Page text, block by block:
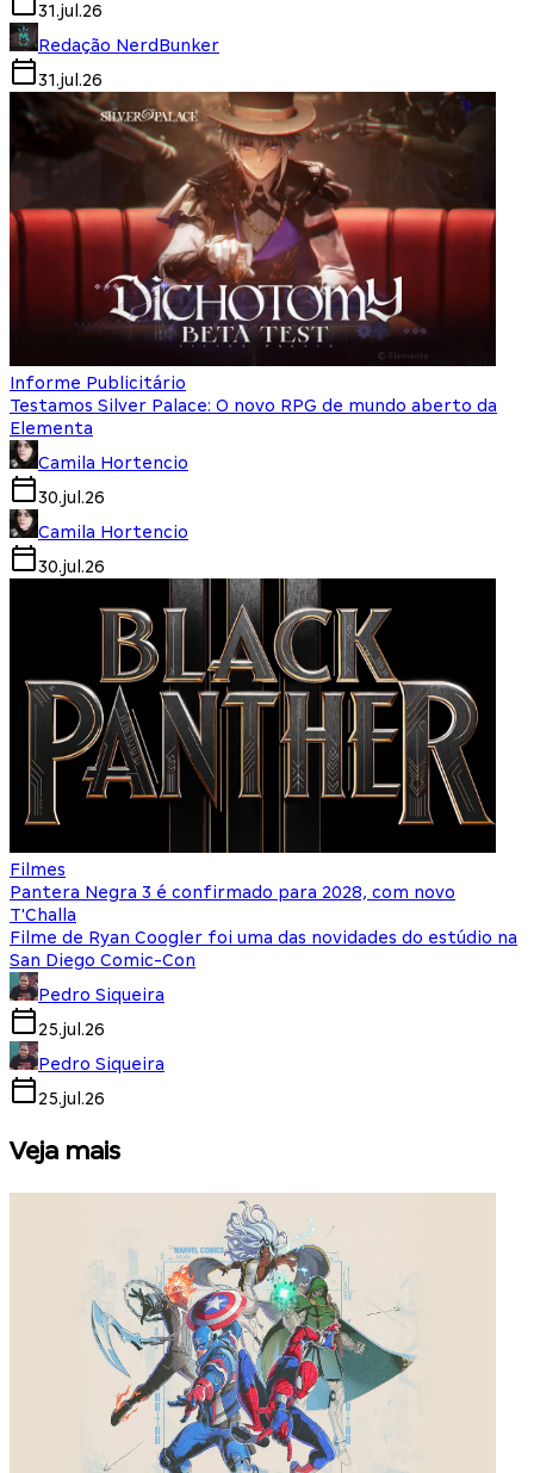
31.jul.26
Redação NerdBunker
31.jul.26
Informe Publicitário
Testamos Silver Palace: O novo RPG de mundo aberto da
Elementa
Camila Hortencio
30.jul.26
Camila Hortencio
30.jul.26
Filmes
Pantera Negra 3 é confirmado para 2028, com novo
T'Challa
Filme de Ryan Coogler foi uma das novidades do estúdio na
San Diego Comic-Con
Pedro Siqueira
25.jul.26
Pedro Siqueira
25.jul.26
Veja mais